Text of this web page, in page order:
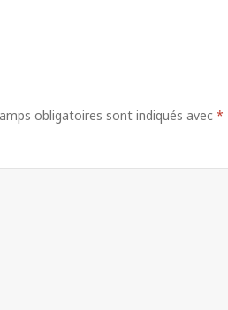
obligatoires sont indiqués avec*